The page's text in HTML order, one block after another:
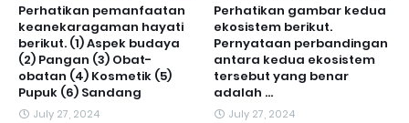
Perhatikan pemanfaatan
keanekaragaman hayati
berikut. (1) Aspek budaya
(2) Pangan (3) Obat-
obatan (4) Kosmetik (5)
Pupuk (6) Sandang
July 27, 2024
Perhatikan gambar kedua
ekosistem berikut.
Pernyataan perbandingan
antara kedua ekosistem
tersebut yang benar
adalah ...
July 27, 2024